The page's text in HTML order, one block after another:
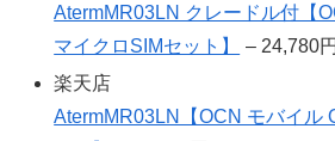
AtermMR03LN クレードル付【
マイクロSIMセット】
– 24,780円
楽天店
AtermMR03LN【OCN モバイル